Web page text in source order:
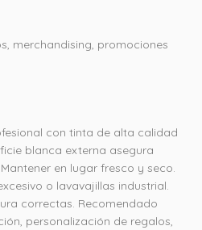
merchandising, promociones
con tinta de alta calidad
blanca externa asegura
en lugar fresco y seco.
o lavavajillas industrial.
correctas. Recomendado
personalización de regalos,